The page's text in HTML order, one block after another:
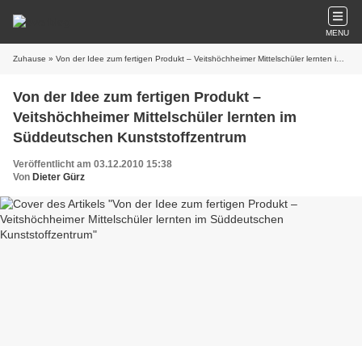
MENU
Zuhause » Von der Idee zum fertigen Produkt – Veitshöchheimer Mittelschüler lernten im Süddeutschen Kunststoffzentrum
Von der Idee zum fertigen Produkt –
Veitshöchheimer Mittelschüler lernten im
Süddeutschen Kunststoffzentrum
Veröffentlicht am 03.12.2010 15:38
Von Dieter Gürz